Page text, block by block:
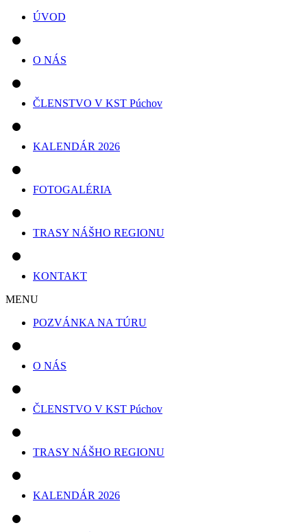
ÚVOD
O NÁS
ČLENSTVO V KST Púchov
KALENDÁR 2026
FOTOGALÉRIA
TRASY NÁŠHO REGIONU
KONTAKT
MENU
POZVÁNKA NA TÚRU
O NÁS
ČLENSTVO V KST Púchov
TRASY NÁŠHO REGIONU
KALENDÁR 2026